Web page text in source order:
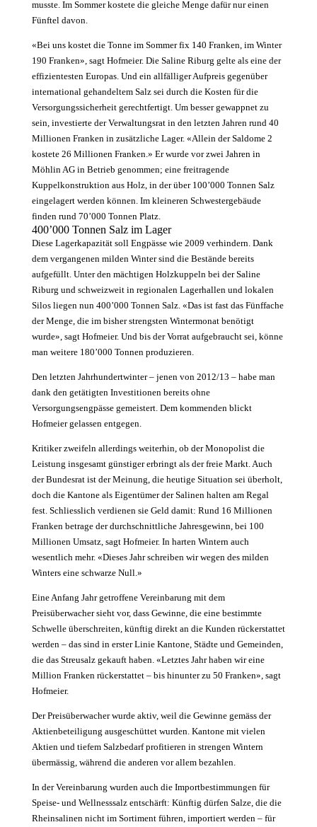
musste. Im Sommer kostete die gleiche Menge dafür nur einen
Fünftel davon.
«Bei uns kostet die Tonne im Sommer fix 140 Franken, im Winter
190 Franken», sagt Hofmeier. Die Saline Riburg gelte als eine der
effizientesten Europas. Und ein allfälliger Aufpreis gegenüber
international gehandeltem Salz sei durch die Kosten für die
Versorgungssicherheit gerechtfertigt. Um besser gewappnet zu
sein, investierte der Verwaltungsrat in den letzten Jahren rund 40
Millionen Franken in zusätzliche Lager. «Allein der Saldome 2
kostete 26 Millionen Franken.» Er wurde vor zwei Jahren in
Möhlin AG in Betrieb genommen; eine freitragende
Kuppelkonstruktion aus Holz, in der über 100’000 Tonnen Salz
eingelagert werden können. Im kleineren Schwestergebäude
finden rund 70’000 ­Tonnen Platz.
400’000 Tonnen Salz im Lager
Diese Lagerkapazität soll Eng­pässe wie 2009 verhindern. Dank
dem vergangenen milden Winter sind die Bestände bereits
aufgefüllt. Unter den mächtigen Holzkuppeln bei der Saline
Riburg und schweizweit in regionalen Lagerhallen und lokalen
Silos liegen nun 400’000 Tonnen Salz. «Das ist fast das Fünffache
der Menge, die im ­bisher strengsten Wintermonat benötigt
wurde», sagt Hofmeier. Und bis der Vorrat aufgebraucht sei, könne
man weitere 180’000 Tonnen produzieren.
Den letzten Jahrhundertwinter – jenen von 2012/13 – habe man
dank den getätigten Investitionen bereits ohne
Versorgungsengpässe gemeistert. Dem kommenden blickt
Hofmeier gelassen entgegen.
Kritiker zweifeln allerdings weiterhin, ob der Monopolist die
Leistung ­insgesamt günstiger erbringt als der freie Markt. Auch
der Bundesrat ist der Meinung, die heutige Situation sei überholt,
doch die Kantone als Eigentümer der Salinen halten am ­Regal
fest. Schliesslich verdienen sie Geld damit: Rund 16 Millionen
Franken betrage der durchschnittliche Jahresgewinn, bei 100
Millionen Umsatz, sagt Hofmeier. In harten Wintern auch
wesentlich mehr. «Dieses Jahr schreiben wir wegen des milden
Winters eine schwarze Null.»
Eine Anfang Jahr getroffene Vereinbarung mit dem
Preisüberwacher sieht vor, dass Gewinne, die eine bestimmte
Schwelle überschreiten, künftig direkt an die Kunden rückerstattet
werden – das sind in erster Linie Kantone, Städte und Gemeinden,
die das Streusalz gekauft haben. «Letztes Jahr haben wir eine
Million Franken rückerstattet – bis hinunter zu 50 Franken», sagt
Hofmeier.
Der Preisüberwacher wurde aktiv, weil die Gewinne gemäss der
Aktienbeteiligung ausgeschüttet wurden. Kantone mit vielen
Aktien und tiefem Salzbedarf profitieren in strengen Wintern
übermässig, während die anderen vor allem bezahlen.
In der Vereinbarung wurden auch die Importbestimmungen für
Speise- und Wellnesssalz entschärft: Künftig dürfen Salze, die die
Rheinsalinen nicht im Sortiment führen, importiert werden – für